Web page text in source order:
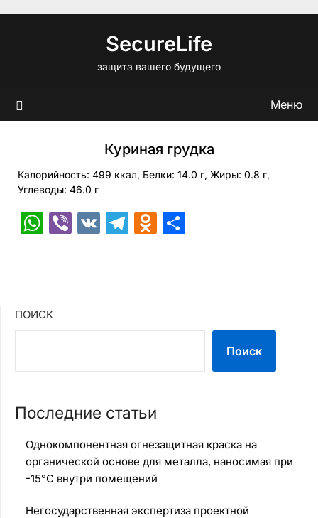
SecureLife
защита вашего будущего
Меню
Куриная грудка
Калорийность: 499 ккал, Белки: 14.0 г, Жиры: 0.8 г,
Углеводы: 46.0 г
WhatsApp
Viber
VK Telegram
Odnoklassniki
ПОИСК
Поиск
Последние статьи
Однокомпонентная огнезащитная краска на
органической основе для металла, наносимая при
-15°C внутри помещений
Негосударственная экспертиза проектной